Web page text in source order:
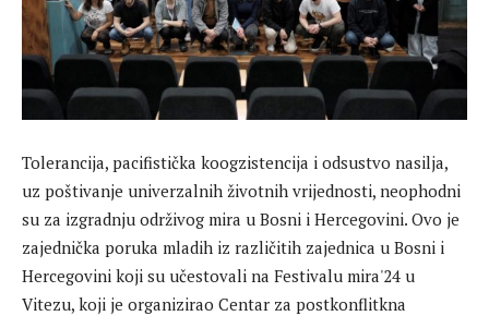
Tolerancija, pacifistička koogzistencija i odsustvo nasilja,
uz poštivanje univerzalnih životnih vrijednosti, neophodni
su za izgradnju održivog mira u Bosni i Hercegovini. Ovo je
zajednička poruka mladih iz različitih zajednica u Bosni i
Hercegovini koji su učestovali na Festivalu mira'24 u
Vitezu, koji je organizirao Centar za postkonflitkna